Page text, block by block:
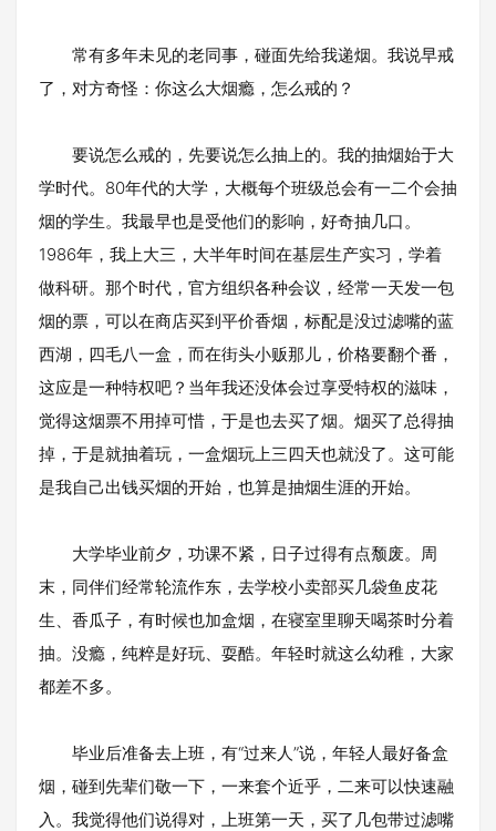
常有多年未见的老同事，碰面先给我递烟。我说早戒
了，对方奇怪：你这么大烟瘾，怎么戒的？
要说怎么戒的，先要说怎么抽上的。我的抽烟始于大
学时代。80年代的大学，大概每个班级总会有一二个会抽
烟的学生。我最早也是受他们的影响，好奇抽几口。
1986年，我上大三，大半年时间在基层生产实习，学着
做科研。那个时代，官方组织各种会议，经常一天发一包
烟的票，可以在商店买到平价香烟，标配是没过滤嘴的蓝
西湖，四毛八一盒，而在街头小贩那儿，价格要翻个番，
这应是一种特权吧？当年我还没体会过享受特权的滋味，
觉得这烟票不用掉可惜，于是也去买了烟。烟买了总得抽
掉，于是就抽着玩，一盒烟玩上三四天也就没了。这可能
是我自己出钱买烟的开始，也算是抽烟生涯的开始。
大学毕业前夕，功课不紧，日子过得有点颓废。周
末，同伴们经常轮流作东，去学校小卖部买几袋鱼皮花
生、香瓜子，有时候也加盒烟，在寝室里聊天喝茶时分着
抽。没瘾，纯粹是好玩、耍酷。年轻时就这么幼稚，大家
都差不多。
毕业后准备去上班，有“过来人”说，年轻人最好备盒
烟，碰到先辈们敬一下，一来套个近乎，二来可以快速融
入。我觉得他们说得对，上班第一天，买了几包带过滤嘴